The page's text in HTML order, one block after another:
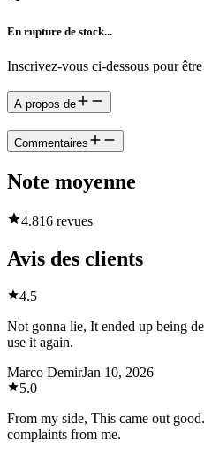
En rupture de stock...
Inscrivez-vous ci-dessous pour
A propos de
Commentaires
Note moyenne
4.816 revues
Avis des clients
4.5
Not gonna lie, It ended up being
use it again.
Marco DemirJan 10, 2026
5.0
From my side, This came out
complaints from me.